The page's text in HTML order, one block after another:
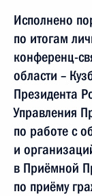
Исполнено
по итогам
конференц-
области –
Президента
Управления
по работе с
и
в Приёмной
по приёму